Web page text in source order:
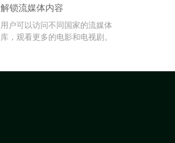
解锁流媒体内容
用户可以访问不同国家的流媒体
库，观看更多的电影和电视剧。